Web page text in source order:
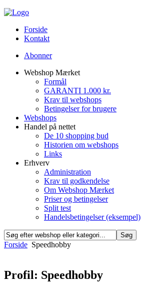
Forside
Kontakt
Abonner
Webshop Mærket
Formål
GARANTI 1.000 kr.
Krav til webshops
Betingelser for brugere
Webshops
Handel på nettet
De 10 shopping bud
Historien om webshops
Links
Erhverv
Administration
Krav til godkendelse
Om Webshop Mærket
Priser og betingelser
Split test
Handelsbetingelser (eksempel)
Forside Speedhobby
Profil: Speedhobby